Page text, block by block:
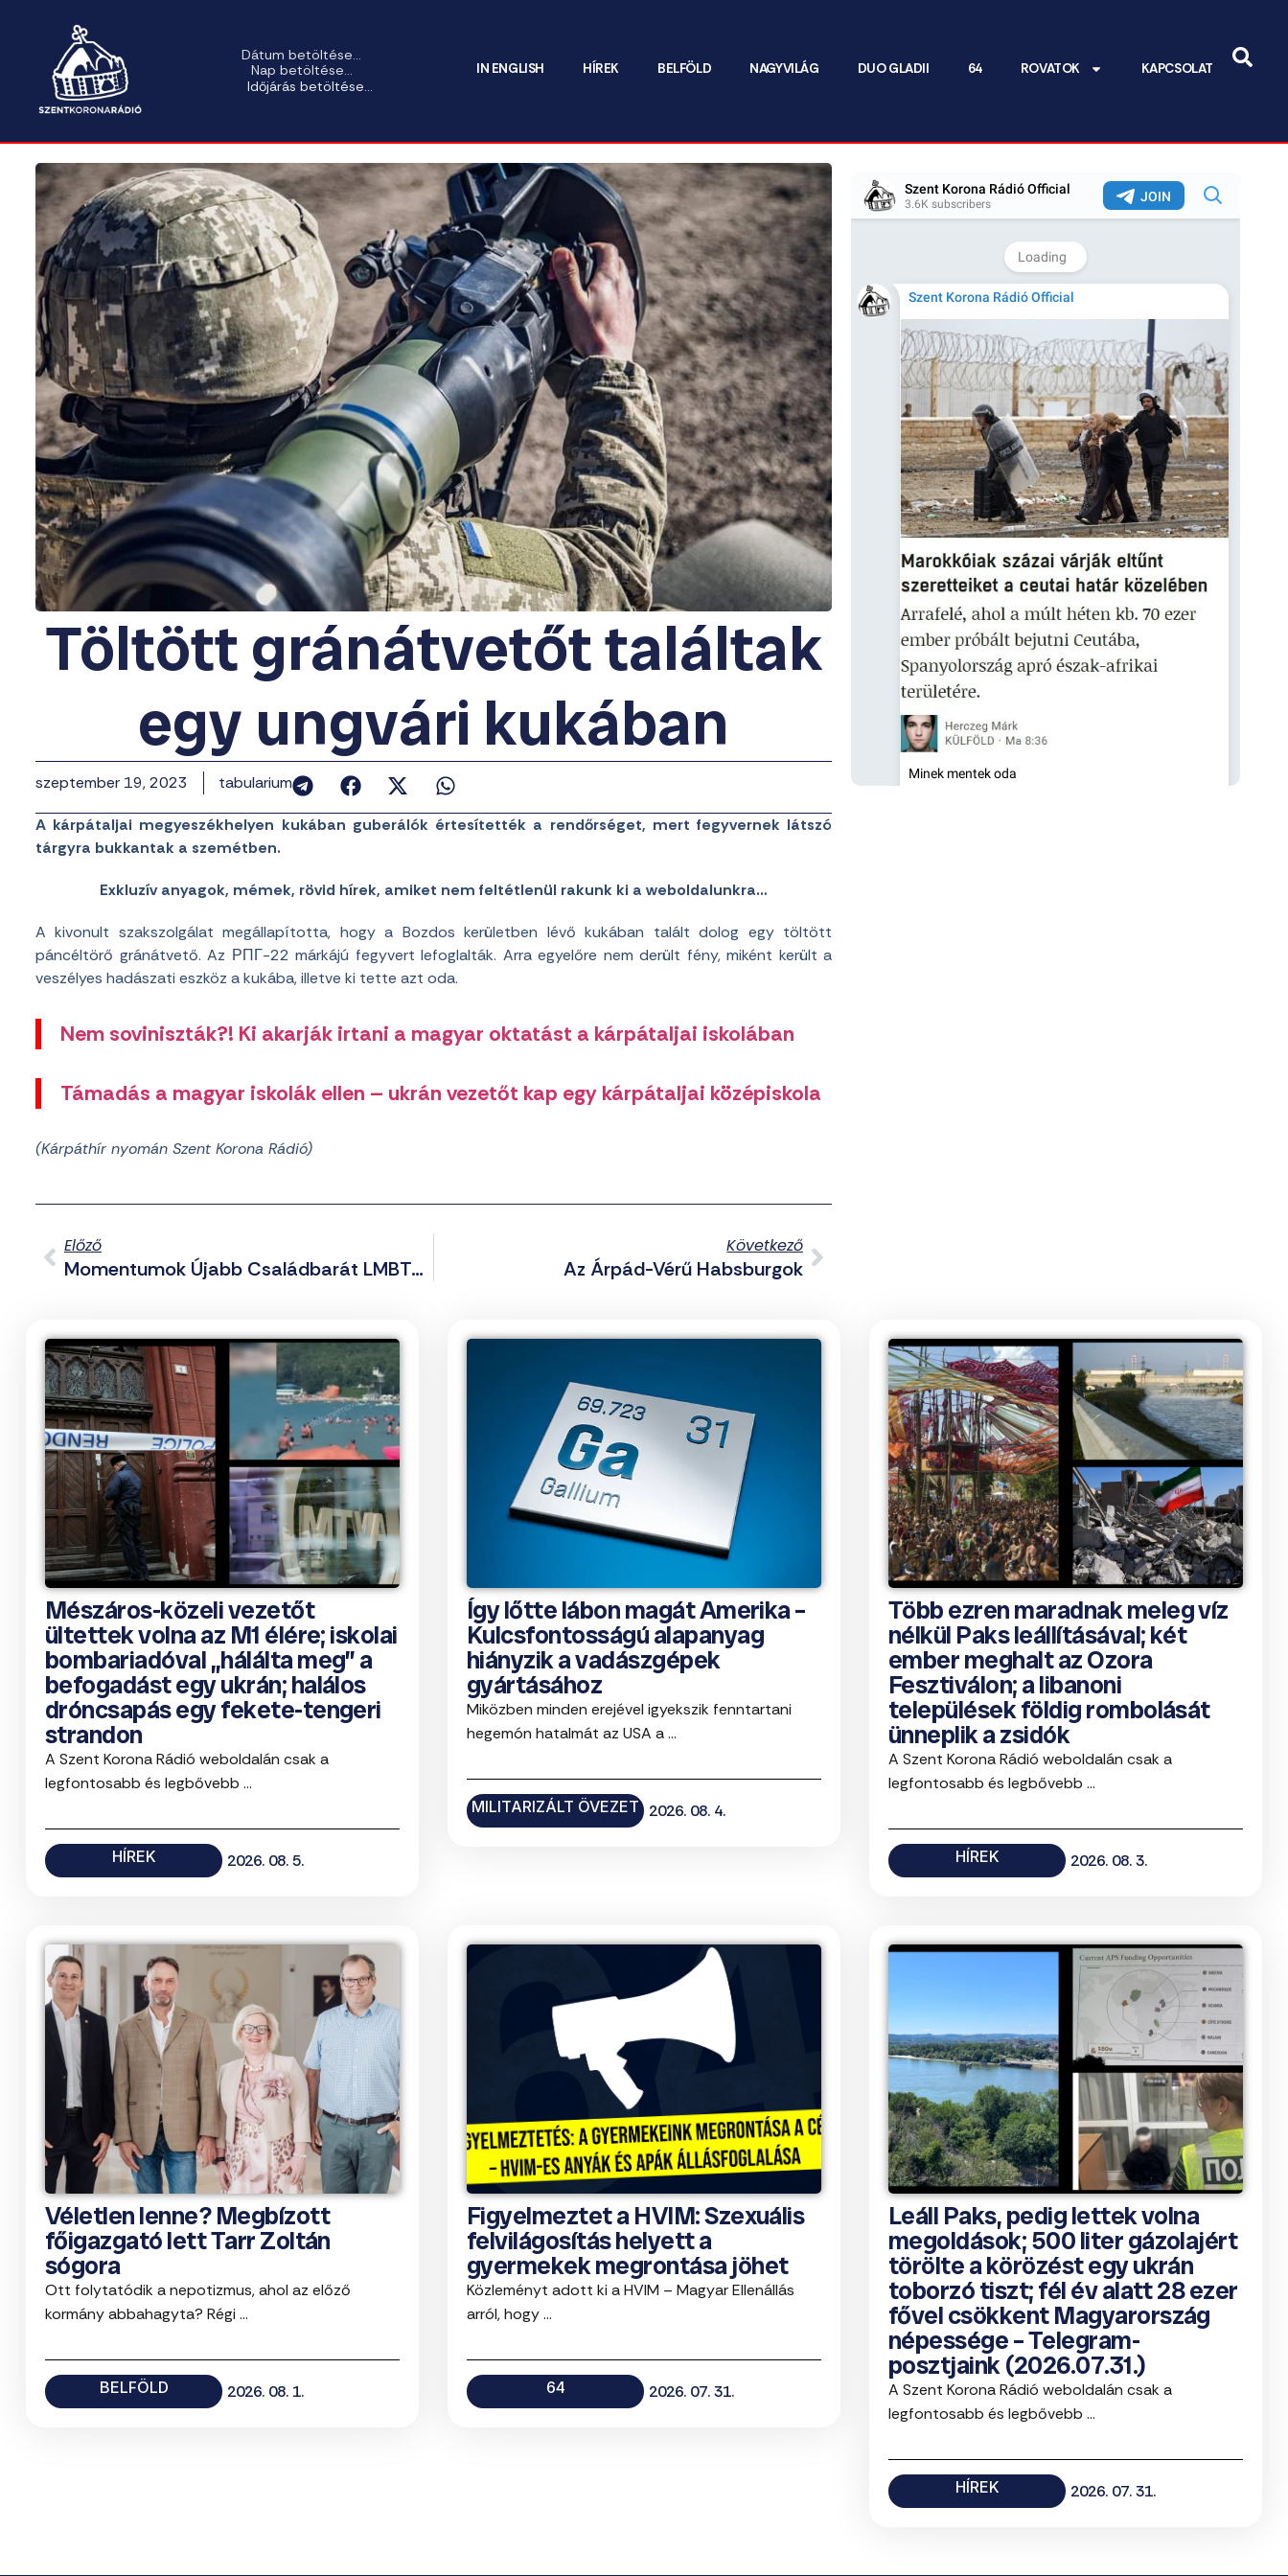
Dátum betöltése...
Nap betöltése...
Időjárás betöltése...
IN ENGLISH HÍREK BELFÖLD NAGYVILÁG DUO GLADII 64 ROVATOK KAPCSOLAT
Töltött gránátvetőt találtak
egy ungvári kukában
szeptember 19, 2023 tabularium
A kárpátaljai megyeszékhelyen kukában guberálók értesítették a rendőrséget, mert fegyvernek látszó
tárgyra bukkantak a szemétben.
Exkluzív anyagok, mémek, rövid hírek, amiket nem feltétlenül rakunk ki a weboldalunkra…
A kivonult szakszolgálat megállapította, hogy a Bozdos kerületben lévő kukában talált dolog egy töltött
páncéltörő gránátvető. Az РПГ-22 márkájú fegyvert lefoglalták. Arra egyelőre nem derült fény, miként került a
veszélyes hadászati eszköz a kukába, illetve ki tette azt oda.
Nem soviniszták?! Ki akarják irtani a magyar oktatást a kárpátaljai iskolában
Támadás a magyar iskolák ellen – ukrán vezetőt kap egy kárpátaljai középiskola
(Kárpáthír nyomán Szent Korona Rádió)
Előző
Momentumok Újabb Családbarát LMBTQP Rendezvényekről
Következő
Az Árpád-Vérű Habsburgok
Mészáros-közeli vezetőt
ültettek volna az M1 élére; iskolai
bombariadóval „hálálta meg” a
befogadást egy ukrán; halálos
dróncsapás egy fekete-tengeri
strandon
A Szent Korona Rádió weboldalán csak a
legfontosabb és legbővebb ...
HÍREK 2026. 08. 5.
Így lőtte lábon magát Amerika –
Kulcsfontosságú alapanyag
hiányzik a vadászgépek
gyártásához
Miközben minden erejével igyekszik fenntartani
hegemón hatalmát az USA a ...
MILITARIZÁLT ÖVEZET 2026. 08. 4.
Több ezren maradnak meleg víz
nélkül Paks leállításával; két
ember meghalt az Ozora
Fesztiválon; a libanoni
települések földig rombolását
ünneplik a zsidók
A Szent Korona Rádió weboldalán csak a
legfontosabb és legbővebb ...
HÍREK 2026. 08. 3.
Véletlen lenne? Megbízott
főigazgató lett Tarr Zoltán
sógora
Ott folytatódik a nepotizmus, ahol az előző
kormány abbahagyta? Régi ...
BELFÖLD 2026. 08. 1.
Figyelmeztet a HVIM: Szexuális
felvilágosítás helyett a
gyermekek megrontása jöhet
Közleményt adott ki a HVIM – Magyar Ellenállás
arról, hogy ...
64 2026. 07. 31.
Leáll Paks, pedig lettek volna
megoldások; 500 liter gázolajért
törölte a körözést egy ukrán
toborzó tiszt; fél év alatt 28 ezer
fővel csökkent Magyarország
népessége – Telegram-
posztjaink (2026.07.31.)
A Szent Korona Rádió weboldalán csak a
legfontosabb és legbővebb ...
HÍREK 2026. 07. 31.